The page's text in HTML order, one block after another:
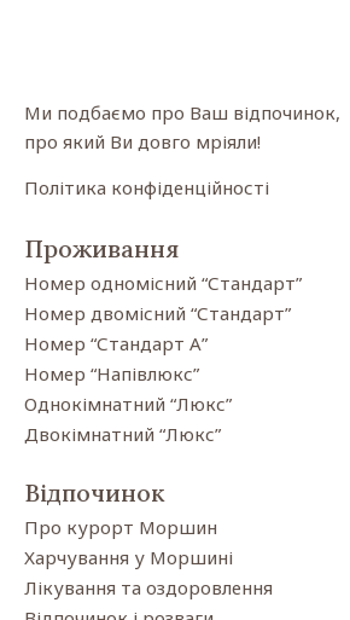
Ми подбаємо про Ваш відпочинок,
про який Ви довго мріяли!
Політика конфіденційності
Проживання
Номер одномісний “Стандарт”
Номер двомісний “Стандарт”
Номер “Стандарт А”
Номер “Напівлюкс”
Однокімнатний “Люкс”
Двокімнатний “Люкс”
Відпочинок
Про курорт Моршин
Харчування у Моршині
Лікування та оздоровлення